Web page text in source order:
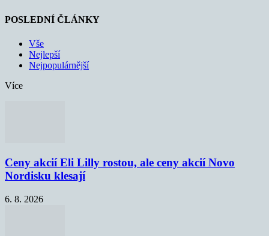
POSLEDNÍ ČLÁNKY
Vše
Nejlepší
Nejpopulárnější
Více
Ceny akcií Eli Lilly rostou, ale ceny akcií Novo
Nordisku klesají
6. 8. 2026